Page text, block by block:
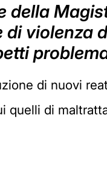
della
violenza
di nuovi
quelli di